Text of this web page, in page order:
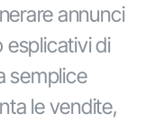
annunci
esplicativi di
semplice
le vendite,